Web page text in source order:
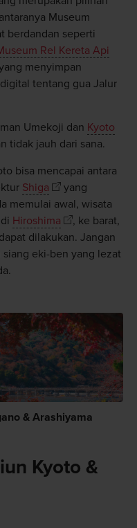
Museum
berdandan seperti
Rel Kereta Api
menyimpan
tentang gua Jalur
Umekoji dan Kyoto
tidak jauh dari sana.
bisa mencapai antara
Shiga
yang
memulai awal, wisata
Hiroshima
, ke barat,
dilakukan. Jangan
eki-ben yang lezat
& Arashiyama
Kyoto &